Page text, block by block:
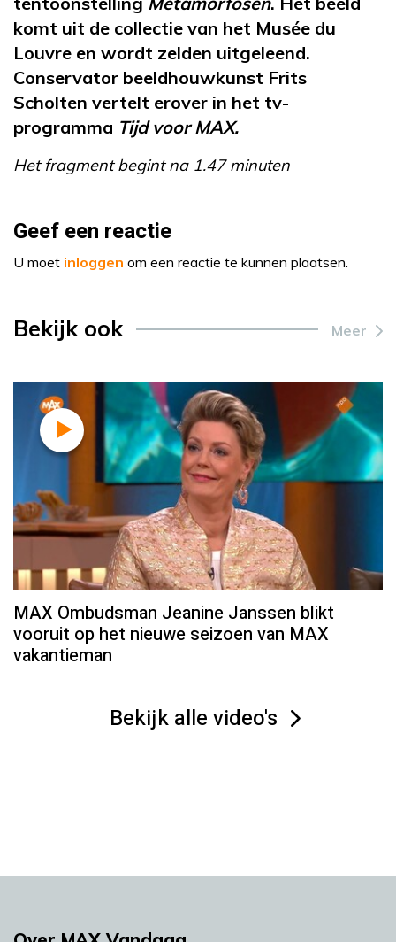
komt uit de collectie van het Musée du
Louvre en wordt zelden uitgeleend.
Conservator beeldhouwkunst Frits
Scholten vertelt erover in het tv-
programma Tijd voor MAX.
Het fragment begint na 1.47 minuten
Geef een reactie
U moet inloggen om een reactie te kunnen plaatsen.
Bekijk ook Meer
MAX Ombudsman Jeanine Janssen blikt
vooruit op het nieuwe seizoen van MAX
vakantieman
Bekijk alle video's